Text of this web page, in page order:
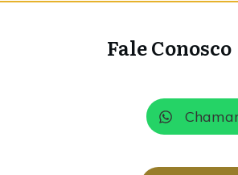
Fale Conosco